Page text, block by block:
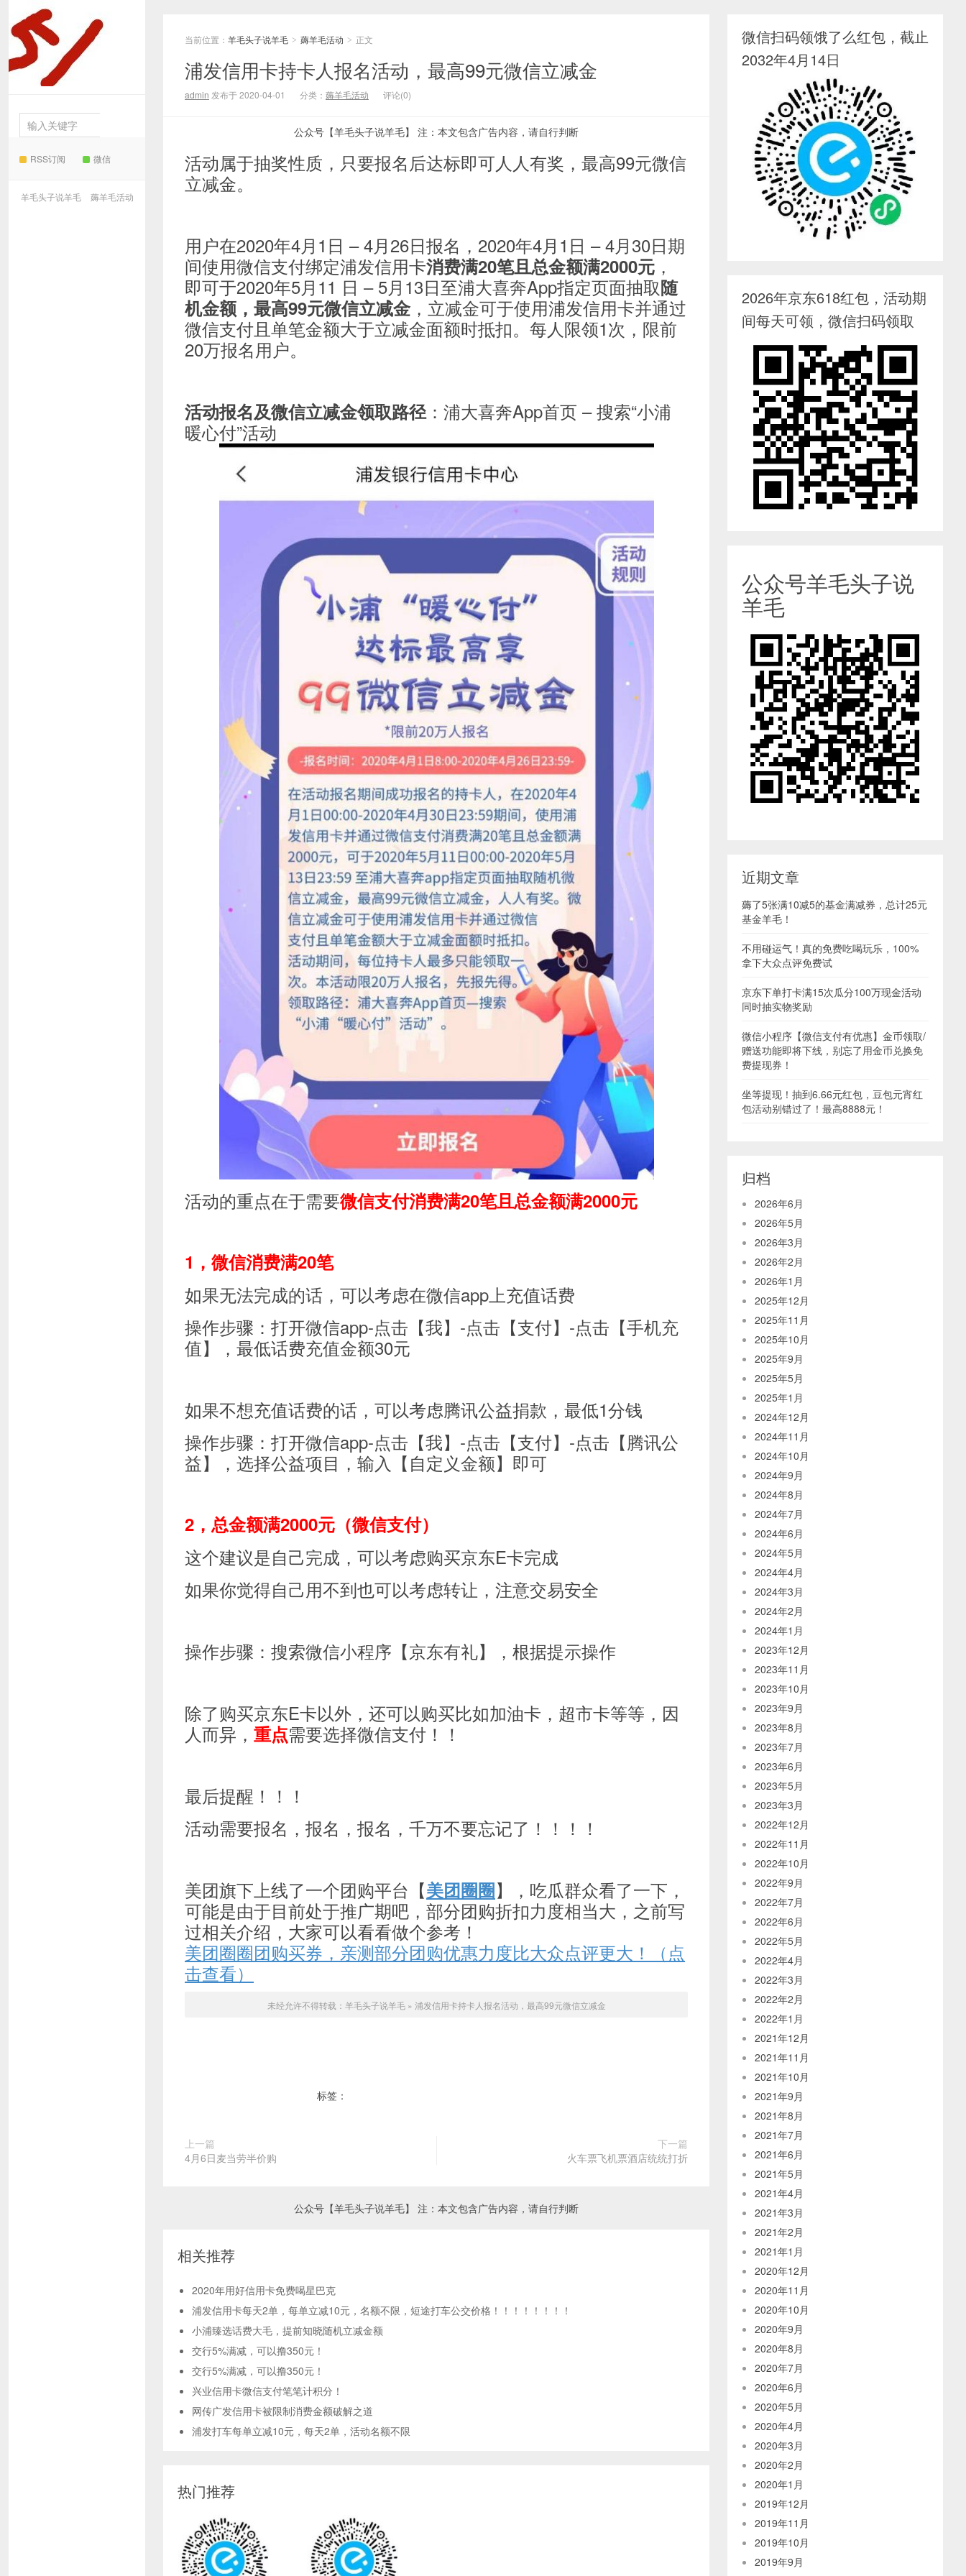
RSS订阅 微信
羊毛头子说羊毛 薅羊毛活动
当前位置： 羊毛头子说羊毛 > 薅羊毛活动 > 正文
浦发信用卡持卡人报名活动，最高99元微信立减金
admin 发布于 2020-04-01 分类： 薅羊毛活动 评论(0)
公众号【羊毛头子说羊毛】 注：本文包含广告内容，请自行判断
活动属于抽奖性质，只要报名后达标即可人人有奖，最高99元微信
立减金。
用户在2020年4月1日 – 4月26日报名，2020年4月1日 – 4月30日期
间使用微信支付绑定浦发信用卡消费满20笔且总金额满2000元 ，
即可于2020年5月11 日 – 5月13日至浦大喜奔App指定页面抽取随
机金额，最高99元微信立减金，立减金可于使用浦发信用卡并通过
微信支付且单笔金额大于立减金面额时抵扣。每人限领1次，限前
20万报名用户。
活动报名及微信立减金领取路径：浦大喜奔App首页 – 搜索“小浦
暖心付”活动
活动的重点在于需要微信支付消费满20笔且总金额满2000元
1，微信消费满20笔
如果无法完成的话，可以考虑在微信app上充值话费
操作步骤：打开微信app-点击【我】-点击【支付】-点击【手机充
值】，最低话费充值金额30元
如果不想充值话费的话，可以考虑腾讯公益捐款，最低1分钱
操作步骤：打开微信app-点击【我】-点击【支付】-点击【腾讯公
益】，选择公益项目，输入【自定义金额】即可
2，总金额满2000元（微信支付）
这个建议是自己完成，可以考虑购买京东E卡完成
如果你觉得自己用不到也可以考虑转让，注意交易安全
操作步骤：搜索微信小程序【京东有礼】，根据提示操作
除了购买京东E卡以外，还可以购买比如加油卡，超市卡等等，因
人而异， 重点需要选择微信支付！！
最后提醒！！！
活动需要报名，报名，报名，千万不要忘记了！！！！
美团旗下上线了一个团购平台【美团圈圈】，吃瓜群众看了一下，
可能是由于目前处于推广期吧，部分团购折扣力度相当大，之前写
过相关介绍，大家可以看看做个参考！
美团圈圈团购买券，亲测部分团购优惠力度比大众点评更大！（点
击查看）
未经允许不得转载： 羊毛头子说羊毛» 浦发信用卡持卡人报名活动，最高99元微信立减金
标签：
上一篇
4月6日麦当劳半价购
下一篇
火车票飞机票酒店统统打折
公众号【羊毛头子说羊毛】 注：本文包含广告内容，请自行判断
相关推荐
2020年用好信用卡免费喝星巴克
浦发信用卡每天2单，每单立减10元，名额不限，短途打车公交价格！！！！！！！！
小浦臻选话费大毛，提前知晓随机立减金额
交行5%满减，可以撸350元！
交行5%满减，可以撸350元！
兴业信用卡微信支付笔笔计积分！
​网传广发信用卡被限制消费金额破解之道
浦发打车每单立减10元，每天2单，活动名额不限
热门推荐
微信扫码领饿了么红包，截止
2032年4月14日
2026年京东618红包，活动期
间每天可领，微信扫码领取
公众号羊毛头子说
羊毛
近期文章
薅了5张满10减5的基金满减券，总计25元
基金羊毛！
不用碰运气！真的免费吃喝玩乐，100%
拿下大众点评免费试
京东下单打卡满15次瓜分100万现金活动
同时抽实物奖励
微信小程序【微信支付有优惠】金币领取/
赠送功能即将下线，别忘了用金币兑换免
费提现券！
坐等提现！抽到6.66元红包，豆包元宵红
包活动别错过了！最高8888元！
归档
2026年6月
2026年5月
2026年3月
2026年2月
2026年1月
2025年12月
2025年11月
2025年10月
2025年9月
2025年5月
2025年1月
2024年12月
2024年11月
2024年10月
2024年9月
2024年8月
2024年7月
2024年6月
2024年5月
2024年4月
2024年3月
2024年2月
2024年1月
2023年12月
2023年11月
2023年10月
2023年9月
2023年8月
2023年7月
2023年6月
2023年5月
2023年3月
2022年12月
2022年11月
2022年10月
2022年9月
2022年7月
2022年6月
2022年5月
2022年4月
2022年3月
2022年2月
2022年1月
2021年12月
2021年11月
2021年10月
2021年9月
2021年8月
2021年7月
2021年6月
2021年5月
2021年4月
2021年3月
2021年2月
2021年1月
2020年12月
2020年11月
2020年10月
2020年9月
2020年8月
2020年7月
2020年6月
2020年5月
2020年4月
2020年3月
2020年2月
2020年1月
2019年12月
2019年11月
2019年10月
2019年9月